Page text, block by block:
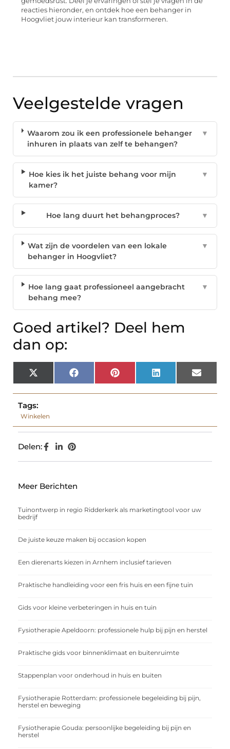
reacties hieronder, en ontdek hoe een behanger in
Hoogvliet jouw interieur kan transformeren.
Veelgestelde vragen
Waarom zou ik een professionele behanger
inhuren in plaats van zelf te behangen?
▼
Hoe kies ik het juiste behang voor mijn
kamer?
▼
Hoe lang duurt het behangproces? ▼
Wat zijn de voordelen van een lokale
behanger in Hoogvliet?
▼
Hoe lang gaat professioneel aangebracht
behang mee?
▼
Goed artikel? Deel hem
dan op:
X
(Twitter)
Facebook Pinterest LinkedIn Email
Tags:
Winkelen
Delen:
Meer Berichten
Tuinontwerp in regio Ridderkerk als marketingtool voor uw
bedrijf
De juiste keuze maken bij occasion kopen
Een dierenarts kiezen in Arnhem inclusief tarieven
Praktische handleiding voor een fris huis en een fijne tuin
Gids voor kleine verbeteringen in huis en tuin
Fysiotherapie Apeldoorn: professionele hulp bij pijn en herstel
Praktische gids voor binnenklimaat en buitenruimte
Stappenplan voor onderhoud in huis en buiten
Fysiotherapie Rotterdam: professionele begeleiding bij pijn,
herstel en beweging
Fysiotherapie Gouda: persoonlijke begeleiding bij pijn en
herstel